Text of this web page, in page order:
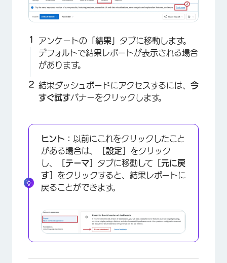
アンケートの 「結果」 タブに移動します。
デフォルトで結果レポートが表示される場合
があります。
結果ダッシュボードにアクセスするには、 今
すぐ試すバナーをクリックします。
ヒント：
以前にこれをクリックしたこと
がある場合は、
［設定］ をクリック
し、
［テーマ］ タブに移動して ［元に戻
す］ をクリックすると、結果レポートに
戻ることができます。